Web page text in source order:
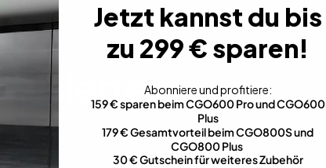
zu Verk?ufen, Pressemitteilungen und mehr zu erhalten.
Jetzt kannst du bis
zu 299 € sparen!
Abonniere und profitiere:
159 € sparen beim CGO600 Pro und CGO600
Plus
179 € Gesamtvorteil beim CGO800S und
CGO800 Plus
30 € Gutschein für weiteres Zubehör